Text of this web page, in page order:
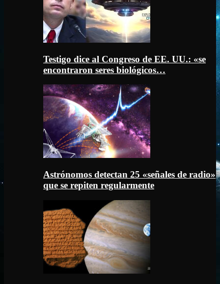
Testigo dice al Congreso de EE. UU.: «se
encontraron seres biológicos…
Astrónomos detectan 25 «señales de radio»
que se repiten regularmente